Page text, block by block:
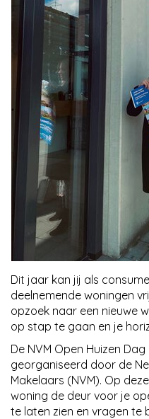
Dit jaar kan jij als
deelnemende woningen
opzoek naar een nieuwe
op stap te gaan en je
De NVM Open Huizen
georganiseerd door de
Makelaars (NVM). Op
woning de deur voor je
te laten zien en vragen te